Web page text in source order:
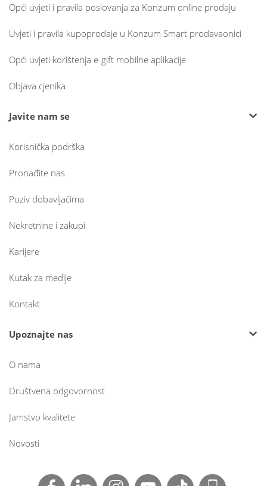
Opći uvjeti i pravila poslovanja za Konzum online prodaju
Uvjeti i pravila kupoprodaje u Konzum Smart prodavaonici
Opći uvjeti korištenja e-gift mobilne aplikacije
Objava cjenika
Javite nam se
Korisnička podrška
Pronađite nas
Poziv dobavljačima
Nekretnine i zakupi
Karijere
Kutak za medije
Kontakt
Upoznajte nas
O nama
Društvena odgovornost
Jamstvo kvalitete
Novosti